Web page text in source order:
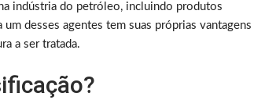
indústria do petróleo, incluindo produtos
desses agentes tem suas próprias vantagens
a ser tratada.